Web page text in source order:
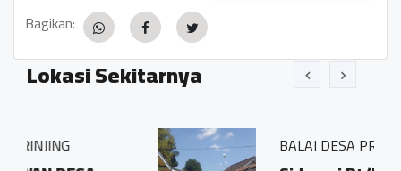
Bagikan:
Lokasi Sekitarnya
BALAI DESA PRINGOMBO